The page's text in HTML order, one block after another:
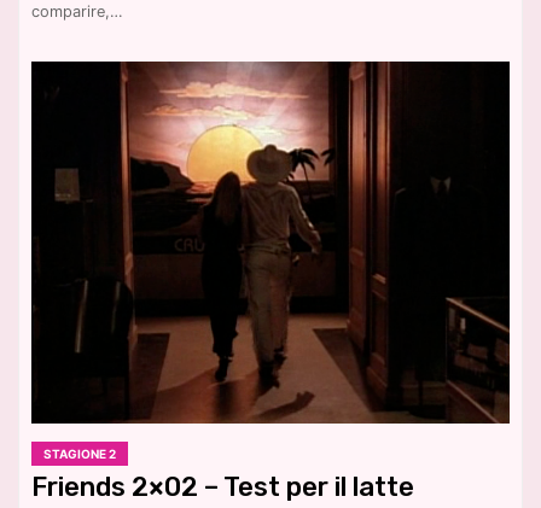
comparire,…
STAGIONE 2
Friends 2×02 – Test per il latte